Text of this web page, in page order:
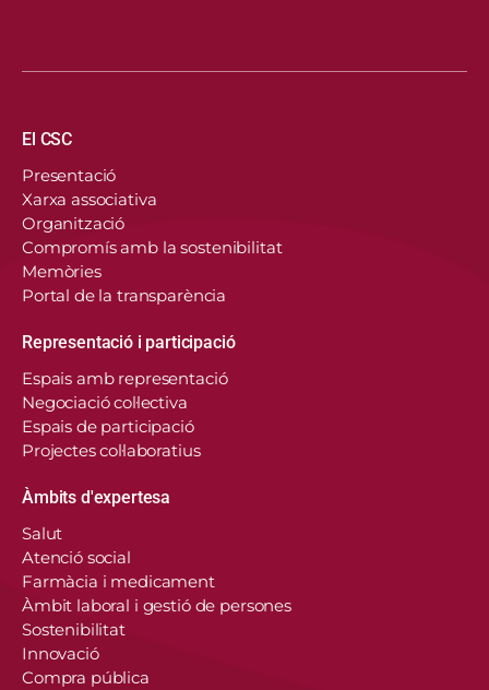
Navegació principal
El CSC
Presentació
Xarxa associativa
Organització
Compromís amb la sostenibilitat
Memòries
Portal de la transparència
Representació i participació
Espais amb representació
Negociació col·lectiva
Espais de participació
Projectes col·laboratius
Àmbits d'expertesa
Salut
Atenció social
Farmàcia i medicament
Àmbit laboral i gestió de persones
Sostenibilitat
Innovació
Compra pública